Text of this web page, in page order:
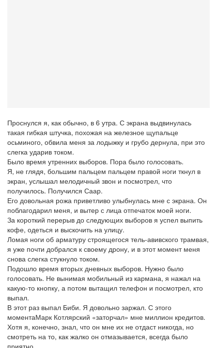
Проснулся я, как обычно, в 6 утра. С экрана выдвинулась
такая гибкая штучка, похожая на железное щупальце
осьминого, обвила меня за лодыжку и грубо дернула, при это
слегка ударив током.
Было время утренних выборов. Пора было голосовать.
Я, не глядя, большим пальцем пальцем правой ноги ткнул в
экран, услышал мелодичный звон и посмотрел, что
получилось. Получился Саар.
Его довольная рожа приветливо улыбнулась мне с экрана. Он
поблагодарил меня, и вытер с лица отпечаток моей ноги.
За короткий перерыв до следующих выборов я успел выпить
кофе, одеться и выскочить на улицу.
Ломая ноги об арматуру строящегося тель-авивского трамвая,
я уже почти добрался к своему дрону, и в этот момент меня
снова слегка стукнуло током.
Подошло время вторых дневных выборов. Нужно было
голосовать. Не вынимая мобильный из кармана, я нажал на
какую-то кнопку, а потом вытащил телефон и посмотрел, кто
выпал.
В этот раз выпал Биби. Я довольно заржал. С этого
моментаМарк Котлярский «заторчал» мне миллион кредитов.
Хотя я, конечно, знал, что он мне их не отдаст никогда, но
смотреть на то, как жалко он отмазывается, всегда было
приятно.